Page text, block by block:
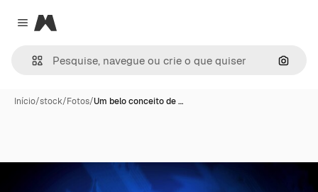
Close menu
Magnific
Início/stock/Fotos/Um belo conceito de …